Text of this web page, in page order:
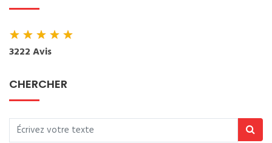
★★★★★
3222 Avis
CHERCHER